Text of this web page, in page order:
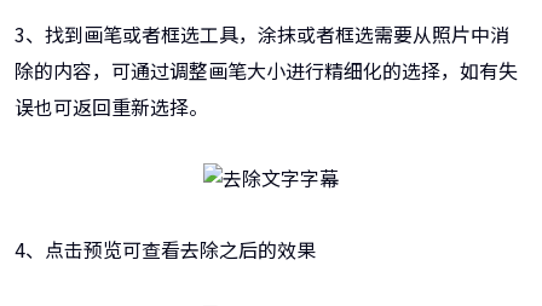
3、找到画笔或者框选工具，涂抹或者框选需要从照片中消
除的内容，可通过调整画笔大小进行精细化的选择，如有失
误也可返回重新选择。
4、点击预览可查看去除之后的效果